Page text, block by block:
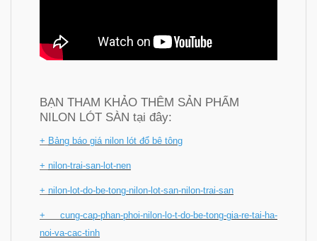
BẠN THAM KHẢO THÊM SẢN PHẨM
NILON LÓT SÀN tại đây:
+ Bảng báo giá nilon lót đổ bê tông
+ nilon-trai-san-lot-nen
+ nilon-lot-do-be-tong-nilon-lot-san-nilon-trai-san
+ cung-cap-phan-phoi-nilon-lo-t-do-be-tong-gia-re-tai-ha-
noi-va-cac-tinh